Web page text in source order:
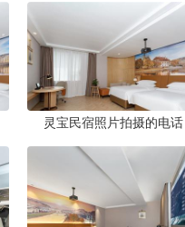
灵宝民宿照片拍摄的电话